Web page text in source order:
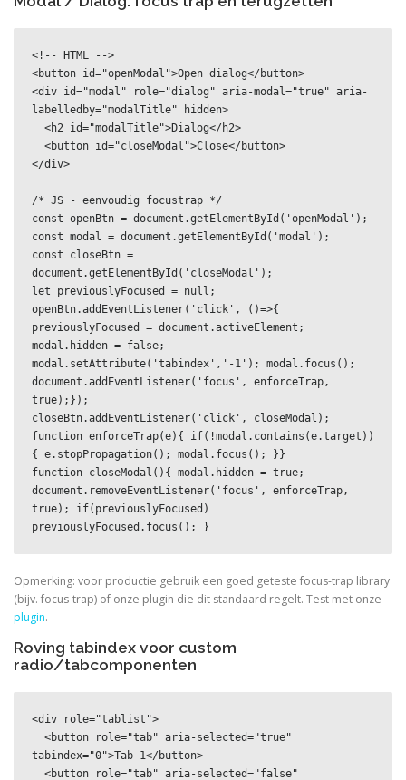
<!-- HTML -->
<button id="openModal">Open dialog</button>
<div id="modal" role="dialog" aria-modal="true" aria-
labelledby="modalTitle" hidden>
</div>
/* JS - eenvoudig focustrap */
const openBtn = document.getElementById('openModal');
const modal = document.getElementById('modal');
const closeBtn =
document.getElementById('closeModal');
let previouslyFocused = null;
openBtn.addEventListener('click', ()=>{
previouslyFocused = document.activeElement;
modal.hidden = false;
modal.setAttribute('tabindex','-1'); modal.focus();
document.addEventListener('focus', enforceTrap,
true);});
closeBtn.addEventListener('click', closeModal);
function enforceTrap(e){ if(!modal.contains(e.target))
{ e.stopPropagation(); modal.focus(); }}
function closeModal(){ modal.hidden = true;
document.removeEventListener('focus', enforceTrap,
true); if(previouslyFocused)
previouslyFocused.focus(); }
Opmerking: voor productie gebruik een goed geteste focus-trap library
(bijv. focus-trap) of onze plugin die dit standaard regelt. Test met onze
plugin.
Roving tabindex voor custom
radio/tabcomponenten
<div role="tablist">
tabindex="0">Tab 1</button>